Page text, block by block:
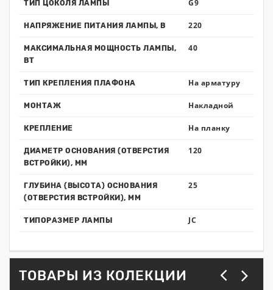
ТИП ЦОКОЛЯ ЛАМПЫ G9
НАПРЯЖЕНИЕ ПИТАНИЯ ЛАМПЫ, В 220
МАКСИМАЛЬНАЯ МОЩНОСТЬ ЛАМПЫ,
ВТ
40
ТИП КРЕПЛЕНИЯ ПЛАФОНА На арматуру
МОНТАЖ Накладной
КРЕПЛЕНИЕ На планку
ДИАМЕТР ОСНОВАНИЯ (ОТВЕРСТИЯ
ВСТРОЙКИ), ММ
120
ГЛУБИНА (ВЫСОТА) ОСНОВАНИЯ
(ОТВЕРСТИЯ ВСТРОЙКИ), ММ
25
ТИПОРАЗМЕР ЛАМПЫ JC
ТОВАРЫ ИЗ КОЛЕКЦИИ